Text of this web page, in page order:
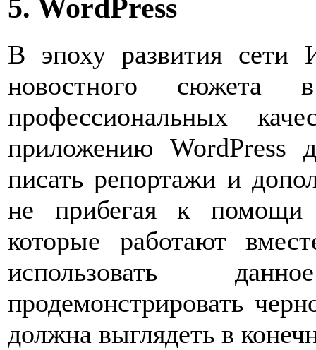
5. WordPress
В эпоху развития сети
новостного
профессиональных
приложению WordPress
писать репортажи и
не прибегая к помощи
которые работают
использовать
продемонстрировать
должна выглядеть в